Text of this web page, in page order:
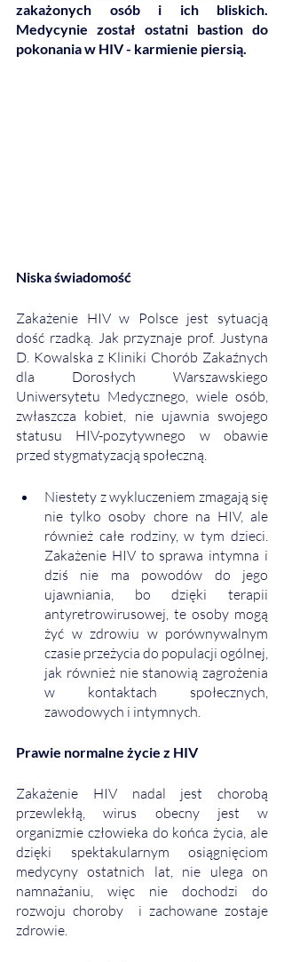
zakażonych osób i ich bliskich.
Medycynie został ostatni bastion do
pokonania w HIV - karmienie piersią.
Niska świadomość
Zakażenie HIV w Polsce jest sytuacją
dość rzadką. Jak przyznaje prof. Justyna
D. Kowalska z Kliniki Chorób Zakaźnych
dla Dorosłych Warszawskiego
Uniwersytetu Medycznego, wiele osób,
zwłaszcza kobiet, nie ujawnia swojego
statusu HIV-pozytywnego w obawie
przed stygmatyzacją społeczną.
Niestety z wykluczeniem zmagają się
nie tylko osoby chore na HIV, ale
również całe rodziny, w tym dzieci.
Zakażenie HIV to sprawa intymna i
dziś nie ma powodów do jego
ujawniania, bo dzięki terapii
antyretrowirusowej, te osoby mogą
żyć w zdrowiu w porównywalnym
czasie przeżycia do populacji ogólnej,
jak również nie stanowią zagrożenia
w kontaktach społecznych,
zawodowych i intymnych.
Prawie normalne życie z HIV
Zakażenie HIV nadal jest chorobą
przewlekłą, wirus obecny jest w
organizmie człowieka do końca życia, ale
dzięki spektakularnym osiągnięciom
medycyny ostatnich lat, nie ulega on
namnażaniu, więc nie dochodzi do
rozwoju choroby  i zachowane zostaje
zdrowie.